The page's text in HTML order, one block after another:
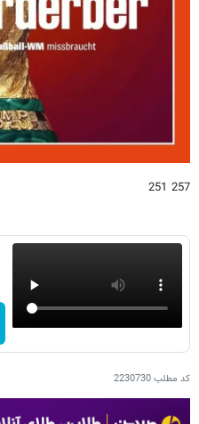
257 251
کد مطلب2230730